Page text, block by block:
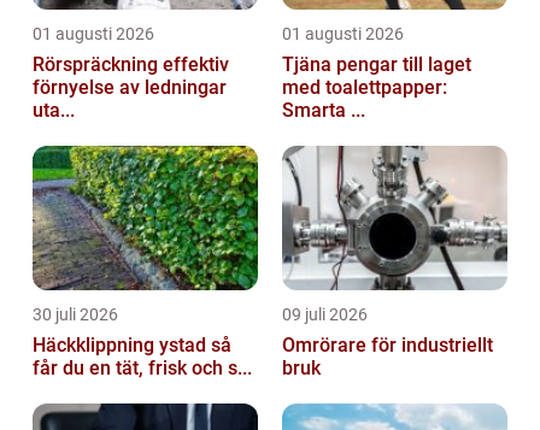
01 augusti 2026
Rörspräckning effektiv
förnyelse av ledningar
uta...
01 augusti 2026
Tjäna pengar till laget
med toalettpapper:
Smarta ...
30 juli 2026
Häckklippning ystad så
får du en tät, frisk och s...
09 juli 2026
Omrörare för industriellt
bruk